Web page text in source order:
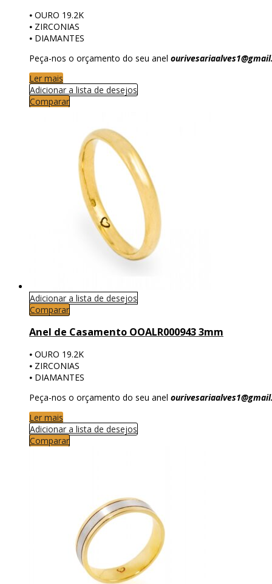
⦁ OURO 19.2K
⦁ ZIRCONIAS
⦁ DIAMANTES
Peça-nos o orçamento do seu anel
Ler mais
Adicionar a lista de desejos
Comparar
Adicionar a lista de desejos
Comparar
Anel de Casamento OOALR000943 3mm
⦁ OURO 19.2K
⦁ ZIRCONIAS
⦁ DIAMANTES
Peça-nos o orçamento do seu anel
Ler mais
Adicionar a lista de desejos
Comparar